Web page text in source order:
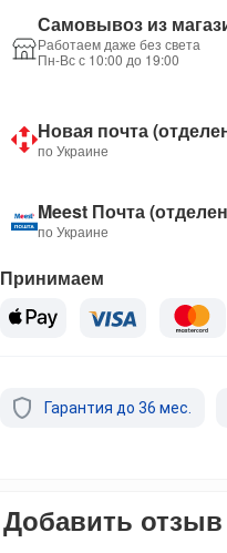
Самовывоз из
Работаем даже без света
Пн-Вс с 10:00 до 19:00
Новая почта
по Украине
Meest Почта
по Украине
Принимаем
Гарантия до 36 мес.
Добавить отзыв